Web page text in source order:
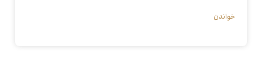
خواندن